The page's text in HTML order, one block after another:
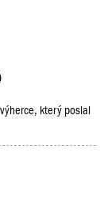
který poslal